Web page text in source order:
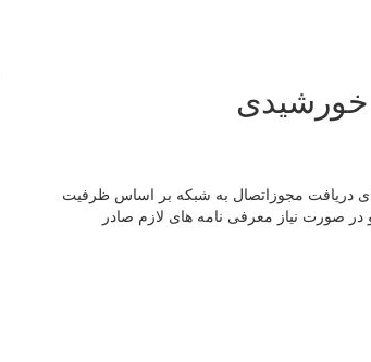
خورشیدی
دریافت مجوزاتصال به شبکه بر اساس ظرفیت
و در صورت نیاز معرفی نامه های لازم صادر